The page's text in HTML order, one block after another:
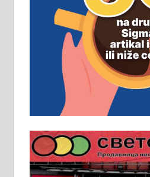
Рудник и
д.о.о. Рудник
помоћника
Основна школа,
искуство на истим
пословима, али не и
услов.
превоз, исхрана.
локал 22
Пружам услуге
у грађевини,
молерских радова.